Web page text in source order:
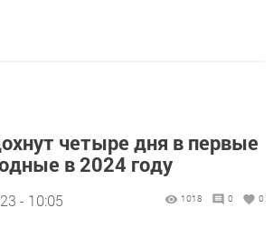
четыре дня в первые
в 2024 году
- 10:05 1018 0 0